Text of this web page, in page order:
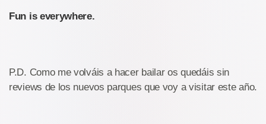
Fun is everywhere.
P.D. Como me volváis a hacer bailar os quedáis sin
reviews de los nuevos parques que voy a visitar este año.